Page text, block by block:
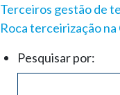
Terceiros gestão de
Rocaterceirização na
Pesquisar por: